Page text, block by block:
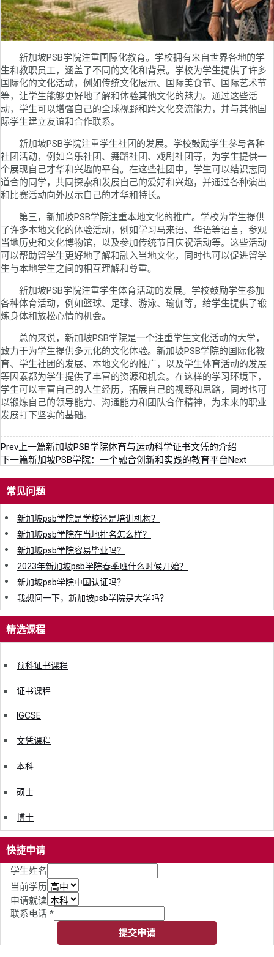
新加坡PSB学院注重国际化教育。学校拥有来自世界各地的学
生和教职员工，涵盖了不同的文化和背景。学校为学生提供了许多
国际化的文化活动，例如传统文化展示、国际美食节、国际艺术节
等，让学生能够更好地了解和体验其他文化的魅力。通过这些活
动，学生可以增强自己的全球视野和跨文化交流能力，并与其他国
际学生建立友谊和合作联系。
新加坡PSB学院注重学生社团的发展。学校鼓励学生参与各种
社团活动，例如音乐社团、舞蹈社团、戏剧社团等，为学生提供一
个展现自己才华和兴趣的平台。在这些社团中，学生可以结识志同
道合的同学，共同探索和发展自己的爱好和兴趣，并通过各种演出
和比赛活动向外展示自己的才华和特长。
第三，新加坡PSB学院注重本地文化的推广。学校为学生提供
了许多本地文化的体验活动，例如学习马来语、华语等语言，参观
当地历史和文化博物馆，以及参加传统节日庆祝活动等。这些活动
可以帮助留学生更好地了解和融入当地文化，同时也可以促进留学
生与本地学生之间的相互理解和尊重。
新加坡PSB学院注重学生体育活动的发展。学校鼓励学生参加
各种体育活动，例如篮球、足球、游泳、瑜伽等，给学生提供了锻
炼身体和放松心情的机会。
总的来说，新加坡PSB学院是一个注重学生文化活动的大学，
致力于为学生提供多元化的文化体验。新加坡PSB学院的国际化教
育、学生社团的发展、本地文化的推广，以及学生体育活动的发展
等因素都为学生提供了丰富的资源和机会。在这样的学习环境下，
学生可以丰富自己的人生经历，拓展自己的视野和思路，同时也可
以锻炼自己的领导能力、沟通能力和团队合作精神，为未来的职业
发展打下坚实的基础。
Prev上一篇新加坡PSB学院体育与运动科学证书文凭的介绍
下一篇新加坡PSB学院：一个融合创新和实践的教育平台Next
常见问题
新加坡psb学院是学校还是培训机构？
新加坡psb学院在当地排名怎么样？
新加坡psb学院容易毕业吗？
2023年新加坡psb学院春季班什么时候开始？
新加坡psb学院中国认证吗？
我想问一下，新加坡psb学院是大学吗？
精选课程
预科证书课程
证书课程
IGCSE
文凭课程
本科
硕士
博士
快捷申请
学生姓名
当前学历
申请就读
联系电话 *
提交申请